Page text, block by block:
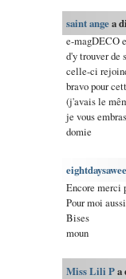
saint angea
e-magDECO
d'y trouver de
celle-ci
bravo pour
(j'avais le
je vous
domie
Encore merci
Pour moi
Bises
moun
Miss Lili Pa